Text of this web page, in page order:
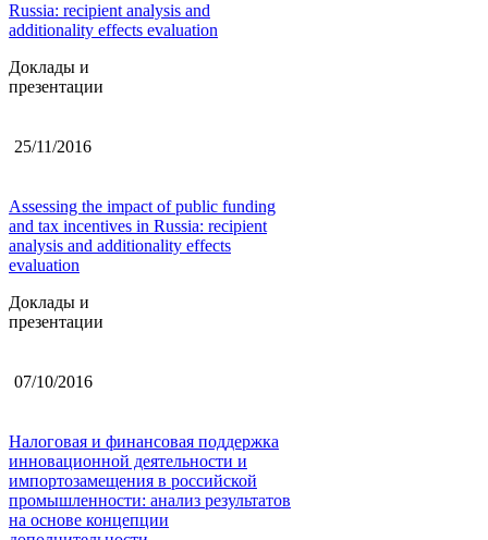
Russia: recipient analysis and
additionality effects evaluation
Доклады и
презентации
25/11/2016
Assessing the impact of public funding
and tax incentives in Russia: recipient
analysis and additionality effects
evaluation
Доклады и
презентации
07/10/2016
Налоговая и финансовая поддержка
инновационной деятельности и
импортозамещения в российской
промышленности: анализ результатов
на основе концепции